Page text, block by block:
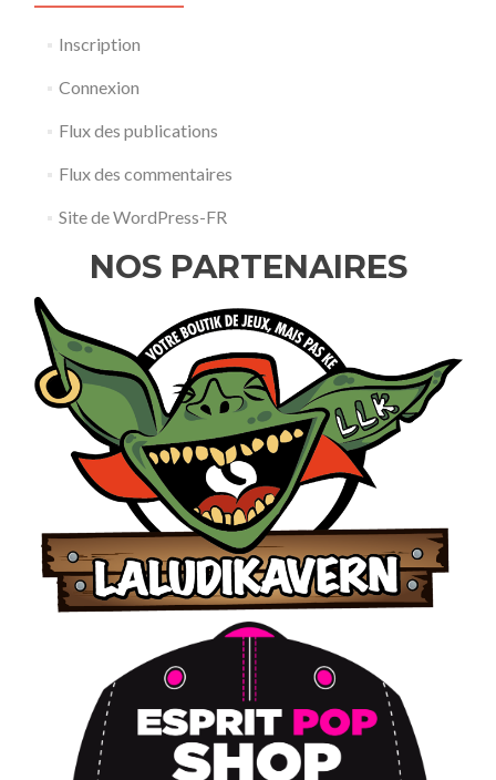
Inscription
Connexion
Flux des publications
Flux des commentaires
Site de WordPress-FR
NOS PARTENAIRES